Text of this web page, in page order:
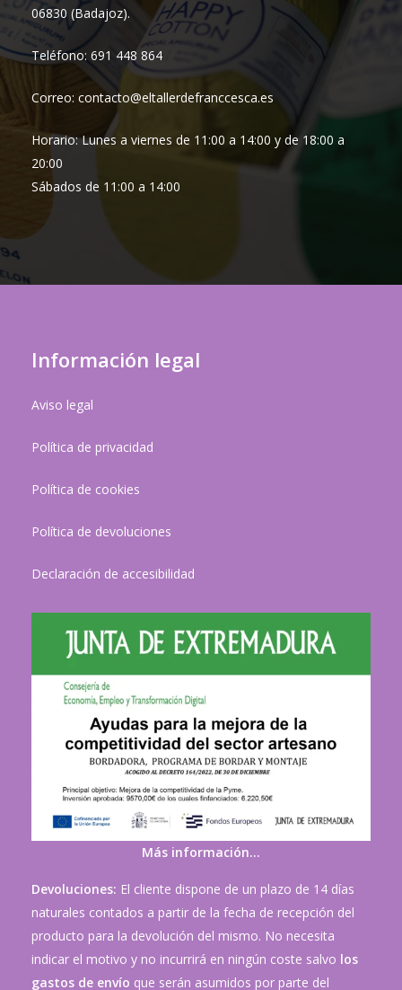
06830 (Badajoz).
Teléfono: 691 448 864
Correo: contacto@eltallerdefranccesca.es
Horario: Lunes a viernes de 11:00 a 14:00 y de 18:00 a
20:00
Sábados de 11:00 a 14:00
Información legal
Aviso legal
Política de privacidad
Política de cookies
Política de devoluciones
Declaración de accesibilidad
Más información…
Devoluciones: El cliente dispone de un plazo de 14 días
naturales contados a partir de la fecha de recepción del
producto para la devolución del mismo. No necesita
indicar el motivo y no incurrirá en ningún coste salvo los
gastos de envío que serán asumidos por parte del